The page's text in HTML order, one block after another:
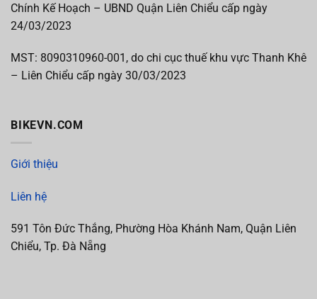
Chính Kế Hoạch – UBND Quận Liên Chiểu cấp ngày
24/03/2023
MST: 8090310960-001, do chi cục thuế khu vực Thanh Khê
– Liên Chiểu cấp ngày 30/03/2023
BIKEVN.COM
Giới thiệu
Liên hệ
591 Tôn Đức Thắng, Phường Hòa Khánh Nam, Quận Liên
Chiểu, Tp. Đà Nẵng